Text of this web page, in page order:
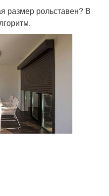
размер рольставен? В